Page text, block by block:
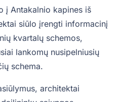
į Antakalnio kapines iš
siūlo įrengti informacinį
kvartalų schemos,
lankomų nusipelniusių
schema.
architektai